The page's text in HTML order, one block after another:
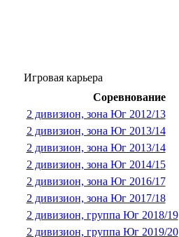
Игровая карьера
Соревнование
2 дивизион, зона Юг 2012/13
2 дивизион, зона Юг 2013/14
2 дивизион, зона Юг 2013/14
2 дивизион, зона Юг 2014/15
2 дивизион, зона Юг 2016/17
2 дивизион, зона Юг 2017/18
2 дивизион, группа Юг 2018/19
2 дивизион, группа Юг 2019/20